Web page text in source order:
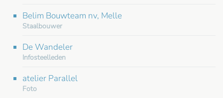
Belim Bouwteam nv, Melle
Staalbouwer
De Wandeler
Infosteelleden
atelier Parallel
Foto